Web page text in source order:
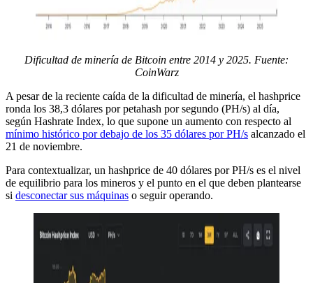
Dificultad de minería de Bitcoin entre 2014 y 2025. Fuente:
CoinWarz
A pesar de la reciente caída de la dificultad de minería, el hashprice
ronda los 38,3 dólares por petahash por segundo (PH/s) al día,
según Hashrate Index, lo que supone un aumento con respecto al
mínimo histórico por debajo de los 35 dólares por PH/s alcanzado el
21 de noviembre.
Para contextualizar, un hashprice de 40 dólares por PH/s es el nivel
de equilibrio para los mineros y el punto en el que deben plantearse
si desconectar sus máquinas o seguir operando.